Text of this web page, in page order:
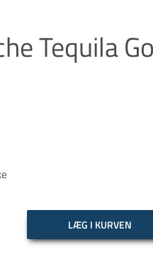
Tequila
LÆG I KURVEN